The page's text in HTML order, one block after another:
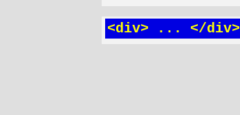
<div> ... </div>